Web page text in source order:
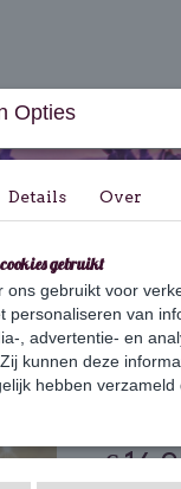
We Wish You A Merry
€
Opties
Details Over
gebruikt
ons gebruikt voor
personaliseren van
, advertentie- en
kunnen deze
hebben